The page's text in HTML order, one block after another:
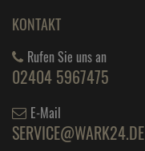
KONTAKT
Rufen Sie uns an
02404 5967475
E-Mail
SERVICE@WARK24.DE